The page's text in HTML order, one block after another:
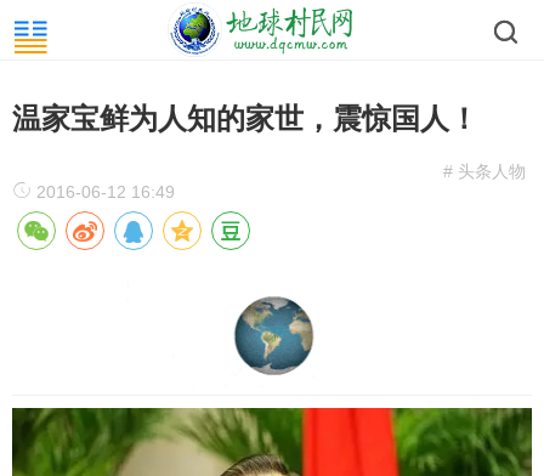
温家宝鲜为人知的家世，震惊国人！
# 头条人物
2016-06-12 16:49